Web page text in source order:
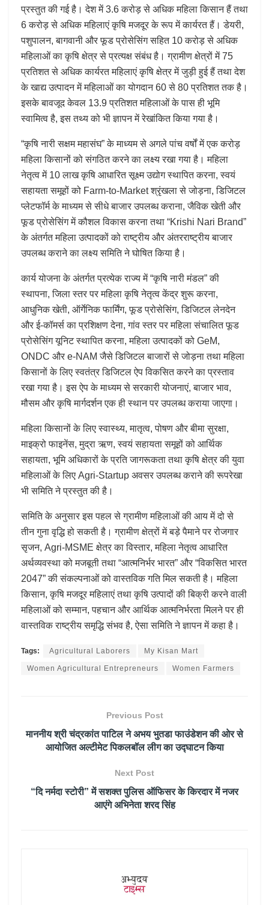
प्रस्तुत की गई है। देश में 3.6 करोड़ से अधिक महिला किसान हैं तथा
6 करोड़ से अधिक महिलाएं कृषि मजदूर के रूप में कार्यरत हैं। डेयरी,
पशुपालन, बागवानी और फूड प्रोसेसिंग सहित 10 करोड़ से अधिक
महिलाओं का कृषि क्षेत्र से प्रत्यक्ष संबंध है। ग्रामीण क्षेत्रों में 75
प्रतिशत से अधिक कार्यरत महिलाएं कृषि क्षेत्र में जुड़ी हुई हैं तथा देश
के खाद्य उत्पादन में महिलाओं का योगदान 60 से 80 प्रतिशत तक है।
इसके बावजूद केवल 13.9 प्रतिशत महिलाओं के पास ही भूमि
स्वामित्व है, इस तथ्य को भी ज्ञापन में रेखांकित किया गया है।
“कृषि नारी सक्षम महासंघ” के माध्यम से अगले पांच वर्षों में एक करोड़
महिला किसानों को संगठित करने का लक्ष्य रखा गया है। महिला
नेतृत्व में 10 लाख कृषि आधारित सूक्ष्म उद्योग स्थापित करना, स्वयं
सहायता समूहों को Farm-to-Market श्रृंखला से जोड़ना, डिजिटल
प्लेटफॉर्म के माध्यम से सीधे बाजार उपलब्ध कराना, जैविक खेती और
फूड प्रोसेसिंग में कौशल विकास करना तथा “Krishi Nari Brand”
के अंतर्गत महिला उत्पादकों को राष्ट्रीय और अंतरराष्ट्रीय बाजार
उपलब्ध कराने का लक्ष्य समिति ने घोषित किया है।
कार्य योजना के अंतर्गत प्रत्येक राज्य में “कृषि नारी मंडल” की
स्थापना, जिला स्तर पर महिला कृषि नेतृत्व केंद्र शुरू करना,
आधुनिक खेती, ऑर्गेनिक फार्मिंग, फूड प्रोसेसिंग, डिजिटल लेनदेन
और ई-कॉमर्स का प्रशिक्षण देना, गांव स्तर पर महिला संचालित फूड
प्रोसेसिंग यूनिट स्थापित करना, महिला उत्पादकों को GeM,
ONDC और e-NAM जैसे डिजिटल बाजारों से जोड़ना तथा महिला
किसानों के लिए स्वतंत्र डिजिटल ऐप विकसित करने का प्रस्ताव
रखा गया है। इस ऐप के माध्यम से सरकारी योजनाएं, बाजार भाव,
मौसम और कृषि मार्गदर्शन एक ही स्थान पर उपलब्ध कराया जाएगा।
महिला किसानों के लिए स्वास्थ्य, मातृत्व, पोषण और बीमा सुरक्षा,
माइक्रो फाइनेंस, मुद्रा ऋण, स्वयं सहायता समूहों को आर्थिक
सहायता, भूमि अधिकारों के प्रति जागरूकता तथा कृषि क्षेत्र की युवा
महिलाओं के लिए Agri-Startup अवसर उपलब्ध कराने की रूपरेखा
भी समिति ने प्रस्तुत की है।
समिति के अनुसार इस पहल से ग्रामीण महिलाओं की आय में दो से
तीन गुना वृद्धि हो सकती है। ग्रामीण क्षेत्रों में बड़े पैमाने पर रोजगार
सृजन, Agri-MSME क्षेत्र का विस्तार, महिला नेतृत्व आधारित
अर्थव्यवस्था को मजबूती तथा “आत्मनिर्भर भारत” और “विकसित भारत
2047” की संकल्पनाओं को वास्तविक गति मिल सकती है। महिला
किसान, कृषि मजदूर महिलाएं तथा कृषि उत्पादों की बिक्री करने वाली
महिलाओं को सम्मान, पहचान और आर्थिक आत्मनिर्भरता मिलने पर ही
वास्तविक राष्ट्रीय समृद्धि संभव है, ऐसा समिति ने ज्ञापन में कहा है।
Tags: Agricultural Laborers My Kisan Mart
Women Agricultural Entrepreneurs Women Farmers
Previous Post
माननीय श्री चंद्रकांत पाटिल ने अभय भुतडा फाउंडेशन की ओर से
आयोजित अल्टीमेट पिकलबॉल लीग का उद्घाटन किया
Next Post
“दि नर्मदा स्टोरी” में सशक्त पुलिस ऑफिसर के किरदार में नजर
आएंगे अभिनेता शरद सिंह